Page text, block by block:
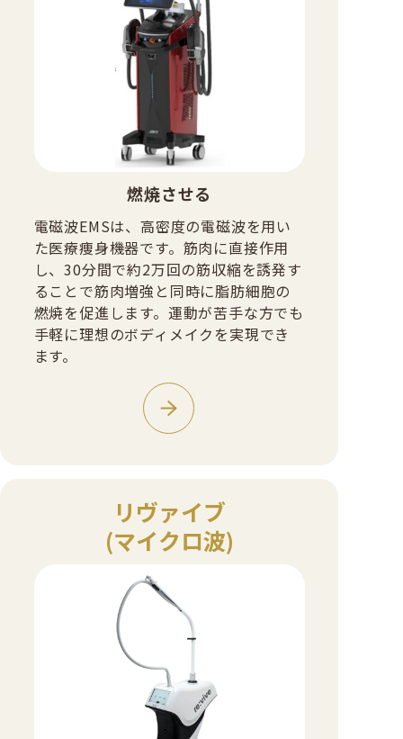
燃焼させる
電磁波EMSは、高密度の電磁波を用い
た医療痩身機器です。筋肉に直接作用
し、30分間で約2万回の筋収縮を誘発す
ることで筋肉増強と同時に脂肪細胞の
燃焼を促進します。運動が苦手な方でも
手軽に理想のボディメイクを実現でき
ます。
リヴァイブ
(マイクロ波)